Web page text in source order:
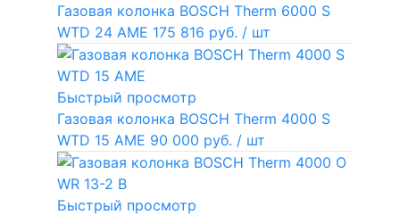
Газовая колонка BOSCH Therm 6000 S
WTD 24 AME 175 816 руб. / шт
Быстрый просмотр
Газовая колонка BOSCH Therm 4000 S
WTD 15 AME 90 000 руб. / шт
Быстрый просмотр